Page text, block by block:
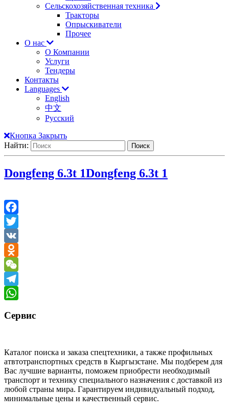
Сельскохозяйственная техника
Тракторы
Опрыскиватели
Прочее
О нас
О Компании
Услуги
Тендеры
Контакты
Languages
English
中文
Русский
Кнопка Закрыть
Найти:
Dongfeng 6.3t 1Dongfeng 6.3t 1
Facebook
Twitter
VK
Odnoklassniki
WeChat
Telegram
Сервис
Каталог поиска и заказа спецтехники, а также профильных
атвтотранспортных средств в Кыргызстане. Мы подберем для
Вас лучшие варианты, поможем приобрести необходимый
транспорт и технику специального назначения с доставкой из
любой страны мира. Гарантируем индивидуальный подход,
минимальные цены и качественный сервис.